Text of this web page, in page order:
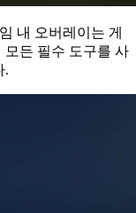
내 오버레이는 게
모든 필수 도구를 사
.